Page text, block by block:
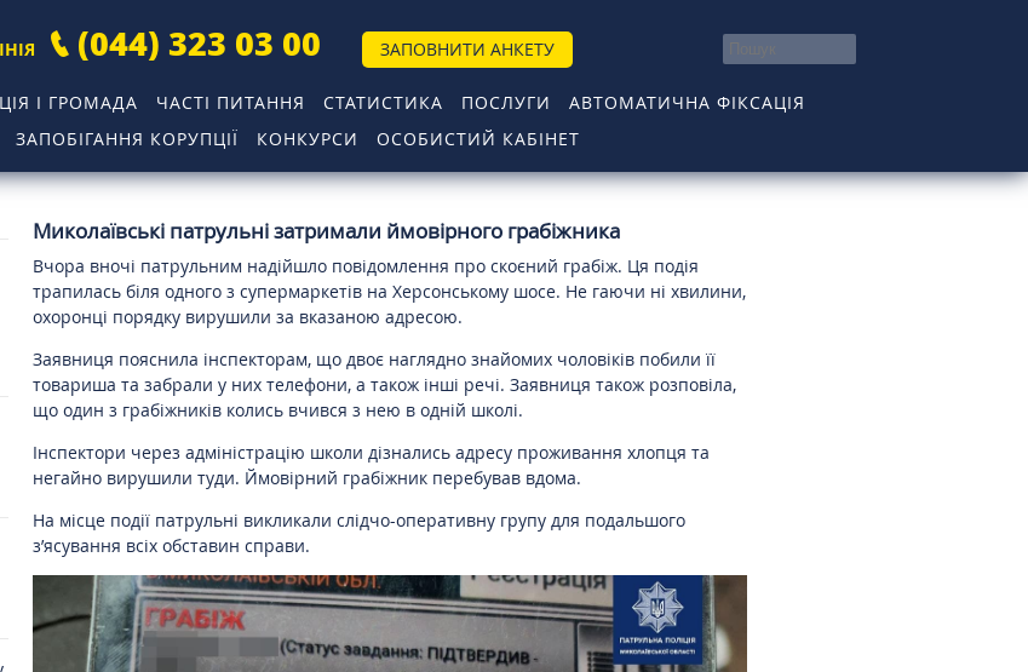
(044) 323 03 00 ЗАПОВНИТИ АНКЕТУ
І ГРОМАДА ЧАСТІ ПИТАННЯ СТАТИСТИКА ПОСЛУГИ
АВТОМАТИЧНА ФІКСАЦІЯ
ЗАПОБІГАННЯ КОРУПЦІЇ КОНКУРСИ ОСОБИСТИЙ КАБІНЕТ
Миколаївські патрульні затримали ймовірного грабіжника
Вчора вночі патрульним надійшло повідомлення про скоєний грабіж. Ця подія
трапилась біля одного з супермаркетів на Херсонському шосе. Не гаючи ні хвилини,
охоронці порядку вирушили за вказаною адресою.
Заявниця пояснила інспекторам, що двоє наглядно знайомих чоловіків побили її
товариша та забрали у них телефони, а також інші речі. Заявниця також розповіла,
що один з грабіжників колись вчився з нею в одній школі.
Інспектори через адміністрацію школи дізнались адресу проживання хлопця та
негайно вирушили туди. Ймовірний грабіжник перебував вдома.
На місце події патрульні викликали слідчо-оперативну групу для подальшого
з’ясування всіх обставин справи.